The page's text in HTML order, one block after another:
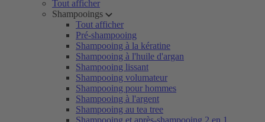
Tout afficher
Shampooings
Tout afficher
Pré-shampooing
Shampooing à la kératine
Shampooing à l'huile d'argan
Shampooing lissant
Shampooing volumateur
Shampooing pour hommes
Shampooing à l'argent
Shampooing au tea tree
Shampooing et après-shampooing 2 en 1